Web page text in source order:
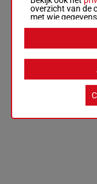
overzicht van de
met wie